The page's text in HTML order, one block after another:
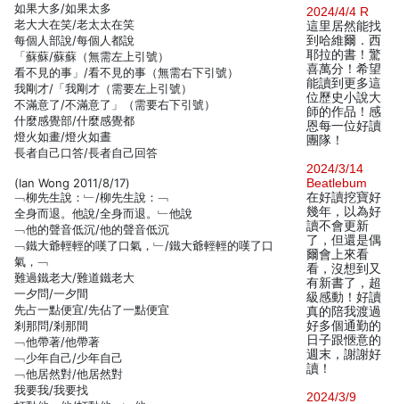
如果大多/如果太多
老大大在笑/老太太在笑
每個人部說/每個人都說
「蘇蘇/蘇蘇（無需左上引號）
看不見的事」/看不見的事（無需右下引號）
我剛才/「我剛才（需要左上引號）
不滿意了/不滿意了」（需要右下引號）
什麼感覺部/什麼感覺都
燈火如畫/燈火如晝
長者自己口答/長者自己回答
(Ian Wong 2011/8/17)
﹁柳先生說：﹂/柳先生說：﹁
全身而退。他說/全身而退。﹂他說
﹁他的聲音低沉/他的聲音低沉
﹁鐵大爺輕輕的嘆了口氣，﹂/鐵大爺輕輕的嘆了口
氣，﹁
難過鐵老大/難道鐵老大
一夕問/一夕間
先占一點便宜/先佔了一點便宜
剎那問/剎那間
﹁他帶著/他帶著
﹁少年自己/少年自己
﹁他居然對/他居然對
我要我/我要找
2024/4/4 R
這里居然能找
到哈維爾．西
耶拉的書！驚
喜萬分！希望
能讀到更多這
位歷史小說大
師的作品！感
恩每一位好讀
團隊！
2024/3/14
Beatlebum
在好讀挖寶好
幾年，以為好
讀不會更新
了，但還是偶
爾會上來看
看，沒想到又
有新書了，超
級感動！好讀
真的陪我渡過
好多個通勤的
日子跟愜意的
週末，謝謝好
讀！
2024/3/9